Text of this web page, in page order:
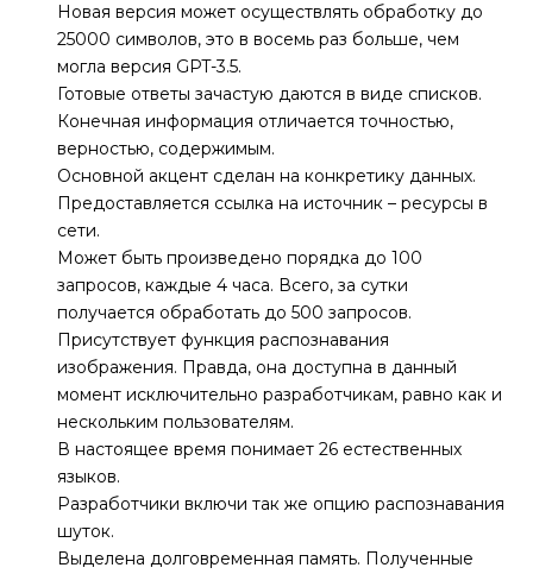
Новая версия может осуществлять обработку до
25000 символов, это в восемь раз больше, чем
могла версия GPT-3.5.
Готовые ответы зачастую даются в виде списков.
Конечная информация отличается точностью,
верностью, содержимым.
Основной акцент сделан на конкретику данных.
Предоставляется ссылка на источник – ресурсы в
сети.
Может быть произведено порядка до 100
запросов, каждые 4 часа. Всего, за сутки
получается обработать до 500 запросов.
Присутствует функция распознавания
изображения. Правда, она доступна в данный
момент исключительно разработчикам, равно как и
нескольким пользователям.
В настоящее время понимает 26 естественных
языков.
Разработчики включи так же опцию распознавания
шуток.
Выделена долговременная память. Полученные